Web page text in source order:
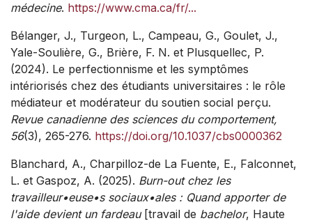
médecine. https://www.cma.ca/fr/...
Bélanger, J., Turgeon, L., Campeau, G., Goulet, J.,
Yale-Soulière, G., Brière, F. N. et Plusquellec, P.
(2024). Le perfectionnisme et les symptômes
intériorisés chez des étudiants universitaires : le rôle
médiateur et modérateur du soutien social perçu.
Revue canadienne des sciences du comportement,
56(3), 265-276. https://doi.org/10.1037/cbs0000362
Blanchard, A., Charpilloz-de La Fuente, E., Falconnet,
L. et Gaspoz, A. (2025). Burn-out chez les
travailleur•euse•s sociaux•ales : Quand apporter de
l'aide devient un fardeau [travail de bachelor, Haute